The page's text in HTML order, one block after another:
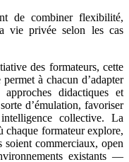
de combiner flexibilité,
vie privée selon les cas
des formateurs, cette
à chacun d’adapter
didactiques et
d’émulation, favoriser
collective. La
chaque formateur explore,
commerciaux, open
existants —